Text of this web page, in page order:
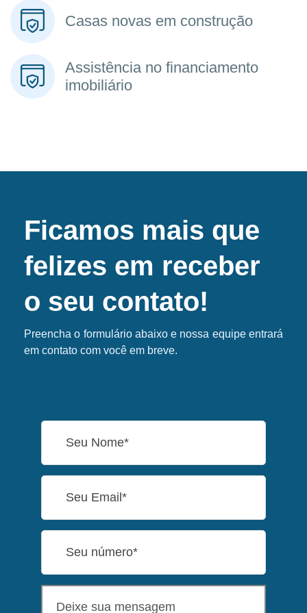
Casas novas em construção
Assistência no financiamento
imobiliário
Ficamos mais que
felizes em receber
o seu contato!
Preencha o formulário abaixo e nossa equipe entrará
em contato com você em breve.